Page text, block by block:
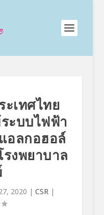
เทศไทย
ะบบไฟฟ้า
อลกอฮอล์
งพยาบาล
2020 |CSR |